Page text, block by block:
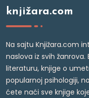
knjižara.com
Na sajtu Knjižara.com
naslova iz svih
literaturu, knjige o
popularnoj psihologiji,
ćete naći sve knjige